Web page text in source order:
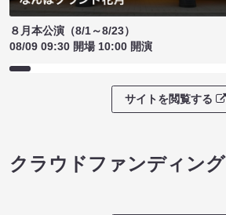
８月本公演（8/1～8/23）
08/09 09:30 開場 10:00 開演
サイトを閲覧する
クラウドファンディング